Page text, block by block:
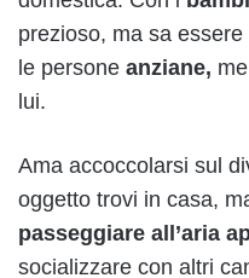
prezioso, ma sa
le persone anziane,
lui.
Ama accoccolarsi sul
oggetto trovi in casa,
passeggiare all’aria
socializzare con altri